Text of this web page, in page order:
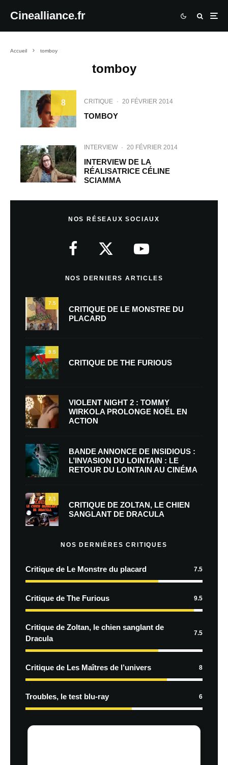
Cinealliance.fr
Accueil tomboy
tomboy
8 CRITIQUE · 20 FÉVRIER 2014
TOMBOY
INTERVIEW · 20 FÉVRIER 2014
INTERVIEW DE LA
RÉALISATRICE CÉLINE
SCIAMMA
NOS RÉSEAUX SOCIAUX
NOS DERNIERS ARTICLES
7.5
CRITIQUE DE LE MONSTRE DU
PLACARD
9.5
CRITIQUE DE THE FURIOUS
VIOLENT NIGHT 2 : TOMMY
WIRKOLA PROLONGE NOËL EN
ACTION
BANDE ANNONCE DE INSIDIOUS :
L’INVASION DU LOINTAIN : LE
RETOUR DU LOINTAIN AU CINÉMA
7.5
CRITIQUE DE ZOLTAN, LE CHIEN
SANGLANT DE DRACULA
NOS DERNIÈRES CRITIQUES
Critique de Le Monstre du placard 7.5
Critique de The Furious 9.5
Critique de Zoltan, le chien sanglant de
Dracula
7.5
Critique de Les Maîtres de l’univers 8
Troubles, le test blu-ray 6